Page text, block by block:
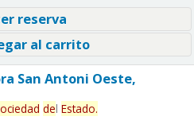
reserva
al carrito
San Antoni Oeste,
del Estado.